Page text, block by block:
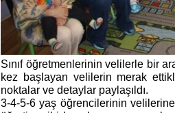
Sınıf öğretmenlerinin velilerle bir
kez başlayan velilerin merak
noktalar ve detaylar paylaşıldı.
3-4-5-6 yaş öğrencilerinin